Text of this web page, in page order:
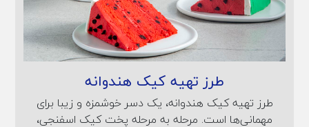
طرز تهیه کیک هندوانه
طرز تهیه کیک هندوانه، یک دسر خوشمزه و زیبا برای
مهمانی‌ها است. مرحله به مرحله پخت کیک اسفنجی،